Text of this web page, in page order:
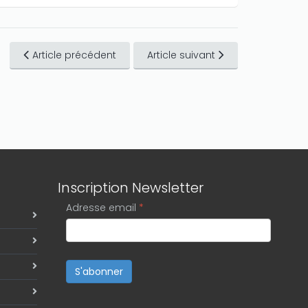
Article précédent Article suivant
Inscription Newsletter
Adresse email *
S'abonner